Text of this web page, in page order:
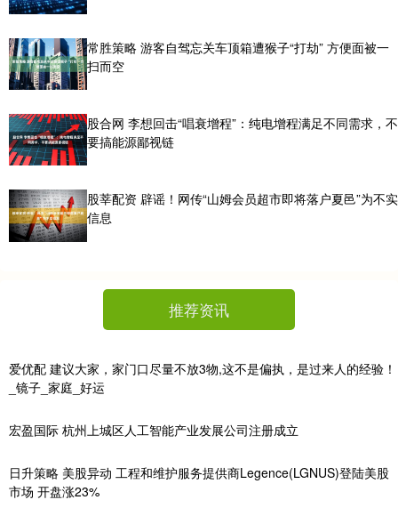
常胜策略 游客自驾忘关车顶箱遭猴子“打劫” 方便面被一
扫而空
股合网 李想回击“唱衰增程”：纯电增程满足不同需求，不
要搞能源鄙视链
股莘配资 辟谣！网传“山姆会员超市即将落户夏邑”为不实
信息
推荐资讯
爱优配 建议大家，家门口尽量不放3物,这不是偏执，是过来人的经验！
_镜子_家庭_好运
宏盈国际 杭州上城区人工智能产业发展公司注册成立
日升策略 美股异动 工程和维护服务提供商Legence(LGNUS)登陆美股
市场 开盘涨23%